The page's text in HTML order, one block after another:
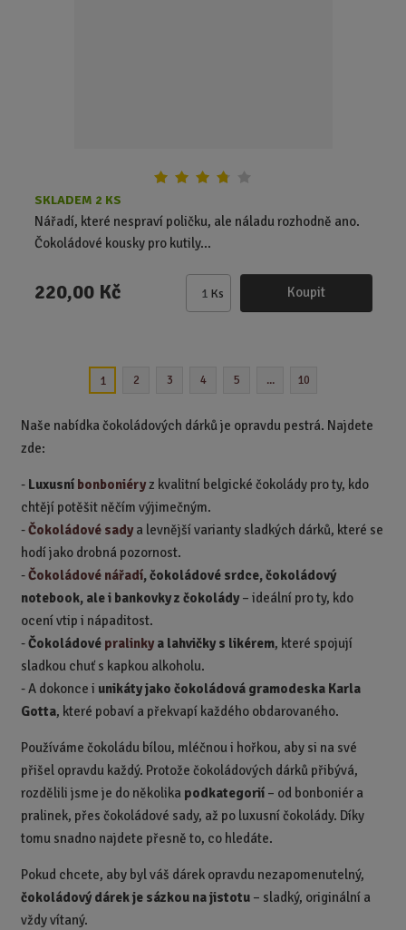
SKLADEM 2 KS
Nářadí, které nespraví poličku, ale náladu rozhodně ano.
Čokoládové kousky pro kutily...
220,00 Kč
Z
p
e
Ks Koupit
1 2 3 4 5 ... 10
Naše nabídka čokoládových dárků je opravdu pestrá. Najdete
zde:
- Luxusní bonboniéryz kvalitní belgické čokolády pro ty, kdo
chtějí potěšit něčím výjimečným.
-Čokoládové sadya levnější varianty sladkých dárků, které se
hodí jako drobná pozornost.
-Čokoládové nářadí, čokoládové srdce, čokoládový
notebook, ale i bankovky z čokolády– ideální pro ty, kdo
ocení vtip i nápaditost.
-Čokoládové pralinkya lahvičky s likérem, které spojují
sladkou chuť s kapkou alkoholu.
-A dokonce i unikáty jako čokoládová gramodeska Karla
Gotta, které pobaví a překvapí každého obdarovaného.
Používáme čokoládu bílou, mléčnou i hořkou, aby si na své
přišel opravdu každý. Protože čokoládových dárků přibývá,
rozdělili jsme je do několika podkategorií– od bonboniér a
pralinek, přes čokoládové sady, až po luxusní čokolády. Díky
tomu snadno najdete přesně to, co hledáte.
Pokud chcete, aby byl váš dárek opravdu nezapomenutelný,
čokoládový dárek je sázkou na jistotu– sladký, originální a
vždy vítaný.